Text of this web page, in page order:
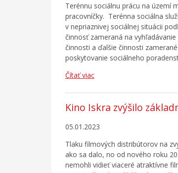
Terénnu sociálnu prácu na území
pracovníčky. Terénna sociálna
v nepriaznivej sociálnej situácii
činnosť zameraná na
činnosti a ďalšie činnosti
poskytovanie sociálneho
Čítať viac
Kino Iskra zvýšilo
05.01.2023
Tlaku filmových distribútorov na
ako sa dalo, no od nového roku
nemohli vidieť viaceré atraktívne